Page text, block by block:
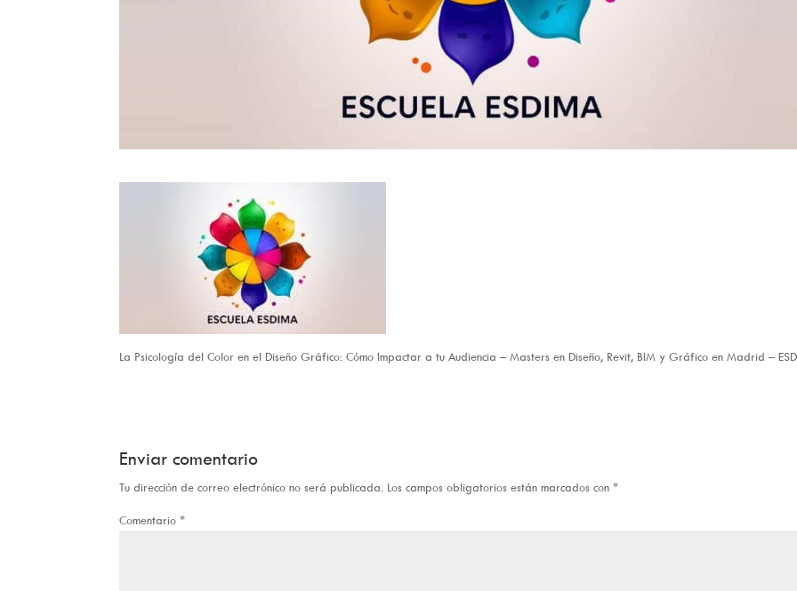
La Psicología del Color en el Diseño Gráfico: Cómo Impactar a tu Audiencia – Masters en Diseño, Revit, BIM y Gráfico en Madrid –
Enviar comentario
Tu dirección de correo electrónico no será publicada. Los campos obligatorios están marcados con*
Comentario*